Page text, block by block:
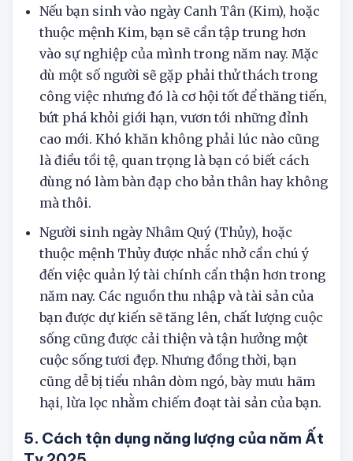
và vô tư.
Nếu bạn sinh vào ngày Canh Tân (Kim), hoặc
thuộc mệnh Kim, bạn sẽ cần tập trung hơn
vào sự nghiệp của mình trong năm nay. Mặc
dù một số người sẽ gặp phải thử thách trong
công việc nhưng đó là cơ hội tốt để thăng tiến,
bứt phá khỏi giới hạn, vươn tới những đỉnh
cao mới. Khó khăn không phải lúc nào cũng
là điều tồi tệ, quan trọng là bạn có biết cách
mà thôi.
Người sinh ngày Nhâm Quý (Thủy), hoặc
thuộc mệnh Thủy được nhắc nhở cần chú ý
đến việc quản lý tài chính cẩn thận hơn trong
năm nay. Các nguồn thu nhập và tài sản của
bạn được dự kiến sẽ tăng lên, chất lượng cuộc
sống cũng được cải thiện và tận hưởng một
cuộc sống tươi đẹp. Nhưng đồng thời, bạn
cũng dễ bị tiểu nhân dòm ngó, bày mưu hãm
hại, lừa lọc nhằm chiếm đoạt tài sản của bạn.